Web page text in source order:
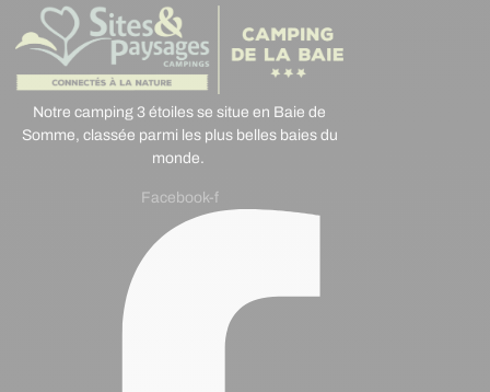
Notre camping 3 étoiles se situe en Baie de
Somme, classée parmi les plus belles baies du
monde.
Facebook-f